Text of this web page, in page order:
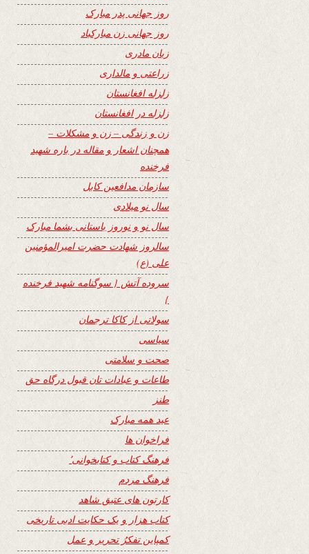
روز جهانی پدر مبارک
روز جهانی زن مبارکباد
زبان مادری
زراعتی و مالداری
زلزله افغانستان
زلزله در افغانستان
زن و زندگی – زن و مشکلات –
همچنان اشعار و مقاله در باره شهید
فرخنده
سازمان مدافعین کابل
سال نو میلادی
سال نو و نوروز باستانی بشما مبارک
سالروز شهادت حضرت امیرالمؤمنین
علی (ع)
سروده آتش { سوگنامه شهید فرخنده
}
سولاتی از کاکا ترجمان
سیاسی
صحت و سلامتی
طاعات و عبادات تان قبول درگاه حق
طنز
عید همه مبارک
فراخوان ها
فرهنگ کتاب و کتابخوانی٬
فرهنگ مردم
کارتون های عتیق شاهد
کتاب هزار و یک حکایت ادبی تاریخی
کمپاین تفکرُ تحریر و عمل